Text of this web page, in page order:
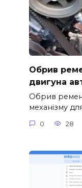
Обрив
двигуна
Обрив
механізму
0 28